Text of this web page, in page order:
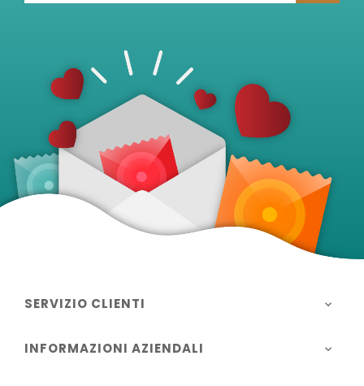
SERVIZIO CLIENTI 
INFORMAZIONI AZIENDALI 